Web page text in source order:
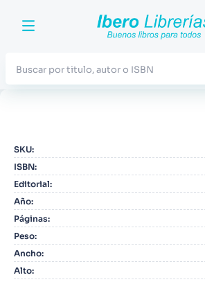
SKU:
ISBN:
Editorial:
Año:
Páginas:
Peso:
Ancho:
Alto:
2. Blue Lock
3. Jujutsu Kaisen
4. Odisea
5. Manga
6. Iliada
7. Stephen King